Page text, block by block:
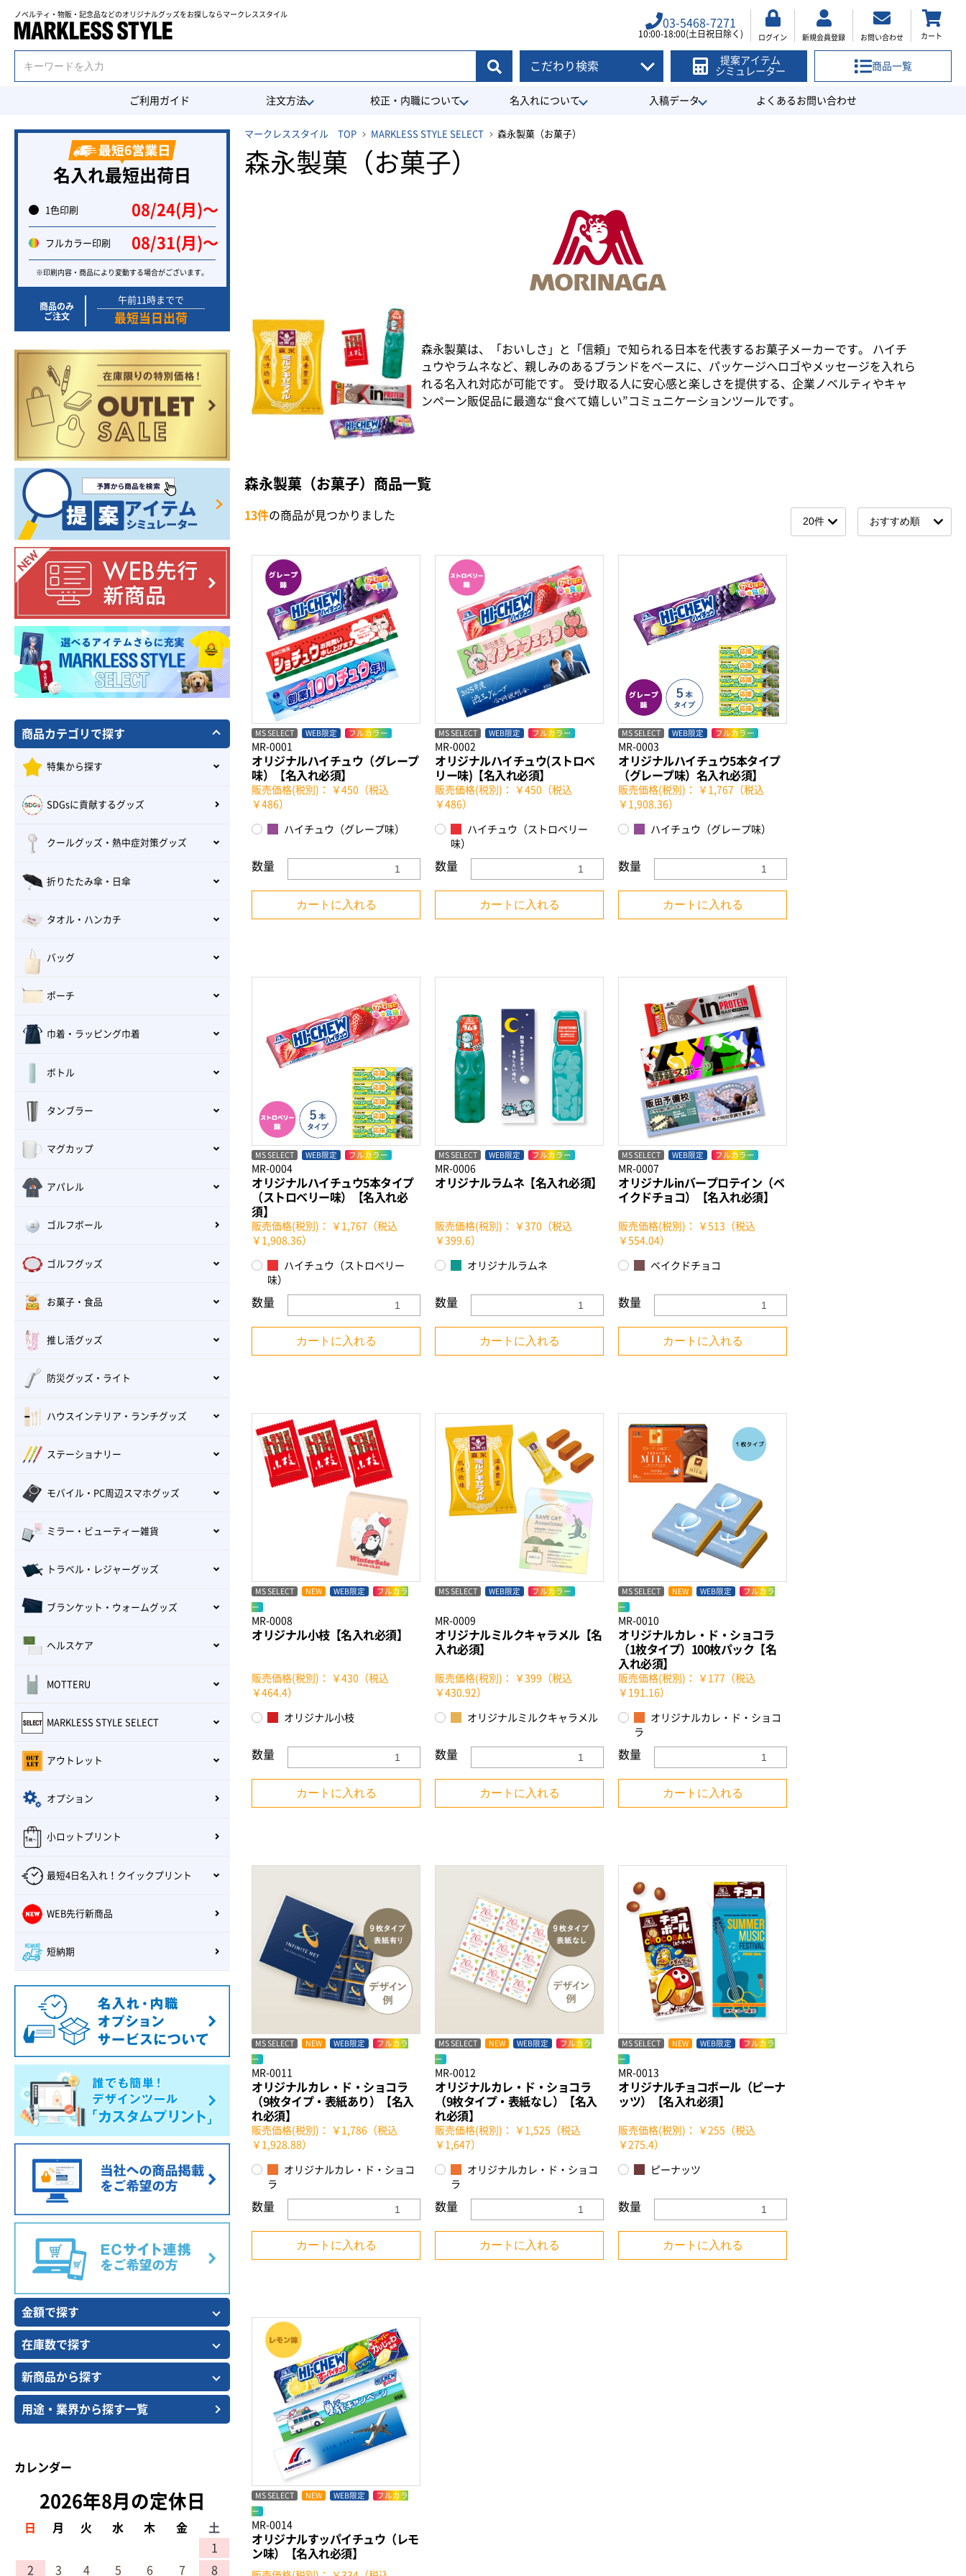
ノベルティ・物販・記念品などのオリジナルグッズを お探しならマークレススタイル
03-5468-7271
10:00-18:00(土日祝日除く) ログイン 新規会員登録 お問い合わせ カート
こだわり検索
提案アイテム
シミュレーター
商品一覧
ご利用ガイド 注文方法 校正・内職について 名入れについて 入稿データ よくあるお問い合わせ
マークレススタイル TOP MARKLESS STYLE SELECT 森永製菓（お菓子）
森永製菓（お菓子）
森永製菓は、「おいしさ」と「信頼」で知られる日本を代表するお菓子メーカーです。 ハイチ
ュウやラムネなど、親しみのあるブランドをベースに、パッケージへロゴやメッセージを入れら
れる名入れ対応が可能です。 受け取る人に安心感と楽しさを提供する、企業ノベルティやキャ
ンペーン販促品に最適な“食べて嬉しい”コミュニケーションツールです。
森永製菓（お菓子）商品一覧
13件の商品が見つかりました
MS SELECT WEB限定 フルカラー
MR-0001
オリジナルハイチュウ（グレープ
味）【名入れ必須】
販売価格(税別)： ￥450（税込
￥486）
ハイチュウ（グレープ味）
数量
カートに入れる
MS SELECT WEB限定 フルカラー
MR-0002
オリジナルハイチュウ(ストロベ
リー味)【名入れ必須】
販売価格(税別)： ￥450（税込
￥486）
ハイチュウ（ストロベリー
味）
数量
カートに入れる
MS SELECT WEB限定 フルカラー
MR-0003
オリジナルハイチュウ5本タイプ
（グレープ味）名入れ必須】
販売価格(税別)： ￥1,767（税込
￥1,908.36）
ハイチュウ（グレープ味）
数量
カートに入れる
MS SELECT WEB限定 フルカラー
MR-0004
オリジナルハイチュウ5本タイプ
（ストロベリー味）【名入れ必
須】
販売価格(税別)： ￥1,767（税込
￥1,908.36）
ハイチュウ（ストロベリー
味）
数量
カートに入れる
MS SELECT WEB限定 フルカラー
MR-0006
オリジナルラムネ【名入れ必須】
販売価格(税別)： ￥370（税込
￥399.6）
オリジナルラムネ
数量
カートに入れる
MS SELECT WEB限定 フルカラー
MR-0007
オリジナルinバープロテイン（ベ
イクドチョコ）【名入れ必須】
販売価格(税別)： ￥513（税込
￥554.04）
ベイクドチョコ
数量
カートに入れる
MS SELECT NEW WEB限定 フルカラ
ー
MR-0008
オリジナル小枝【名入れ必須】
販売価格(税別)： ￥430（税込
￥464.4）
オリジナル小枝
数量
カートに入れる
MS SELECT WEB限定 フルカラー
MR-0009
オリジナルミルクキャラメル【名
入れ必須】
販売価格(税別)： ￥399（税込
￥430.92）
オリジナルミルクキャラメル
数量
カートに入れる
MS SELECT NEW WEB限定 フルカラ
ー
MR-0010
オリジナルカレ・ド・ショコラ
（1枚タイプ）100枚パック【名
入れ必須】
販売価格(税別)： ￥177（税込
￥191.16）
オリジナルカレ・ド・ショコ
ラ
数量
カートに入れる
MS SELECT NEW WEB限定 フルカラ
ー
MR-0011
オリジナルカレ・ド・ショコラ
（9枚タイプ・表紙あり）【名入
れ必須】
販売価格(税別)： ￥1,786（税込
￥1,928.88）
オリジナルカレ・ド・ショコ
ラ
数量
カートに入れる
MS SELECT NEW WEB限定 フルカラ
ー
MR-0012
オリジナルカレ・ド・ショコラ
（9枚タイプ・表紙なし）【名入
れ必須】
販売価格(税別)： ￥1,525（税込
￥1,647）
オリジナルカレ・ド・ショコ
ラ
数量
カートに入れる
MS SELECT NEW WEB限定 フルカラ
ー
MR-0013
オリジナルチョコボール（ピーナ
ッツ）【名入れ必須】
販売価格(税別)： ￥255（税込
￥275.4）
ピーナッツ
数量
カートに入れる
MS SELECT NEW WEB限定 フルカラ
ー
MR-0014
オリジナルすッパイチュウ（レモ
ン味）【名入れ必須】
お買い物を続ける
名入れ最短出荷日
1色印刷 08/24(月)〜
フルカラー印刷 08/31(月)〜
※印刷内容・商品により変動する場合がございます。
商品のみ
ご注文
午前11時までで
最短当日出荷
商品カテゴリで探す
特集から探す
SDGsに貢献するグッズ
クールグッズ・熱中症対策グッズ
折りたたみ傘・日傘
タオル・ハンカチ
バッグ
ポーチ
巾着・ラッピング巾着
ボトル
タンブラー
マグカップ
アパレル
ゴルフボール
ゴルフグッズ
お菓子・食品
推し活グッズ
防災グッズ・ライト
ハウスインテリア・ランチグッズ
ステーショナリー
モバイル・PC周辺スマホグッズ
ミラー・ビューティー雑貨
トラベル・レジャーグッズ
ブランケット・ウォームグッズ
ヘルスケア
MOTTERU
MARKLESS STYLE SELECT
アウトレット
オプション
小ロットプリント
最短4日名入れ！クイックプリント
WEB先行新商品
短納期
金額で探す
在庫数で探す
新商品から探す
用途・業界から探す一覧
カレンダー
2026年8月の定休日
日 月 火 水 木 金
土
1
2
3 4 5 6 7 8